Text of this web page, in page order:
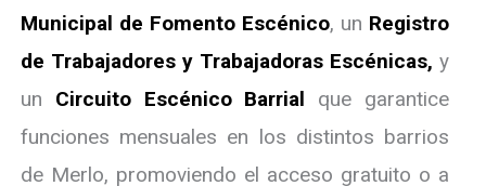
Municipal de Fomento Escénico, un Registro
de Trabajadores y Trabajadoras Escénicas, y
un Circuito Escénico Barrial que garantice
funciones mensuales en los distintos barrios
de Merlo, promoviendo el acceso gratuito o a